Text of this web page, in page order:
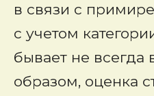
в связи с
с учетом
бывает не
образом, оценка